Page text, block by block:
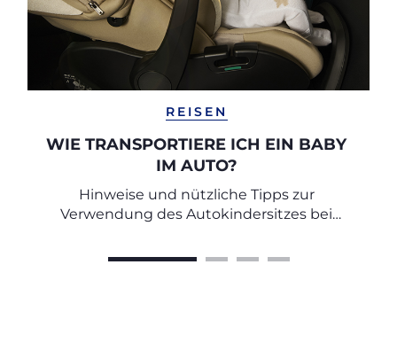
REISEN
WIE TRANSPORTIERE ICH EIN BABY
IM AUTO?
Hinweise und nützliche Tipps zur
Verwendung des Autokindersitzes bei